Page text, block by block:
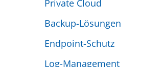
Private Cloud
Backup-Lösungen
Endpoint-Schutz
Log-Management